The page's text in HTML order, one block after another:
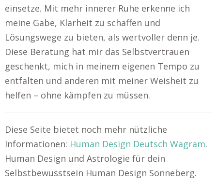
einsetze. Mit mehr innerer Ruhe erkenne ich
meine Gabe, Klarheit zu schaffen und
Lösungswege zu bieten, als wertvoller denn je.
Diese Beratung hat mir das Selbstvertrauen
geschenkt, mich in meinem eigenen Tempo zu
entfalten und anderen mit meiner Weisheit zu
helfen – ohne kämpfen zu müssen.
Diese Seite bietet noch mehr nützliche
Informationen: Human Design Deutsch Wagram.
Human Design und Astrologie für dein
Selbstbewusstsein Human Design Sonneberg.